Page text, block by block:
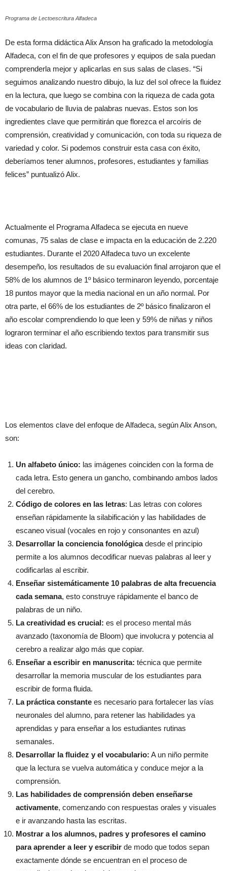
Programa de Lectoescritura Alfadeca
De esta forma didáctica Alix Anson ha graficado la metodología
Alfadeca, con el fin de que profesores y equipos de sala puedan
comprenderla mejor y aplicarlas en sus salas de clases. “Si
seguimos analizando nuestro dibujo, la luz del sol ofrece la fluidez
en la lectura, que luego se combina con la riqueza de cada gota
de vocabulario de lluvia de palabras nuevas. Estos son los
ingredientes clave que permitirán que florezca el arcoíris de
comprensión, creatividad y comunicación, con toda su riqueza de
variedad y color. Si podemos construir esta casa con éxito,
deberíamos tener alumnos, profesores, estudiantes y familias
felices” puntualizó Alix.
Actualmente el Programa Alfadeca se ejecuta en nueve
comunas, 75 salas de clase e impacta en la educación de 2.220
estudiantes. Durante el 2020 Alfadeca tuvo un excelente
desempeño, los resultados de su evaluación final arrojaron que el
58% de los alumnos de 1º básico terminaron leyendo, porcentaje
18 puntos mayor que la media nacional en un año normal. Por
otra parte, el 66% de los estudiantes de 2º básico finalizaron el
año escolar comprendiendo lo que leen y 59% de niñas y niños
lograron terminar el año escribiendo textos para transmitir sus
ideas con claridad.
Los elementos clave del enfoque de Alfadeca, según Alix Anson,
son:
Un alfabeto único: las imágenes coinciden con la forma de
cada letra. Esto genera un gancho, combinando ambos lados
del cerebro.
Código de colores en las letras: Las letras con colores
enseñan rápidamente la silabificación y las habilidades de
escaneo visual (vocales en rojo y consonantes en azul)
Desarrollar la conciencia fonológicadesde el principio
permite a los alumnos decodificar nuevas palabras al leer y
codificarlas al escribir.
Enseñar sistemáticamente 10 palabras de alta frecuencia
cada semana, esto construye rápidamente el banco de
palabras de un niño.
La creatividad es crucial: es el proceso mental más
avanzado (taxonomía de Bloom) que involucra y potencia al
cerebro a realizar algo más que copiar.
Enseñar a escribir en manuscrita: técnica que permite
desarrollar la memoria muscular de los estudiantes para
escribir de forma fluida.
La práctica constante es necesario para fortalecer las vías
neuronales del alumno, para retener las habilidades ya
aprendidas y para enseñar a los estudiantes rutinas
semanales.
Desarrollar la fluidez y el vocabulario: A un niño permite
que la lectura se vuelva automática y conduce mejor a la
comprensión.
Las habilidades de comprensión deben enseñarse
activamente, comenzando con respuestas orales y visuales
e ir avanzando hasta las escritas.
Mostrar a los alumnos, padres y profesores el camino
para aprender a leer y escribir de modo que todos sepan
exactamente dónde se encuentran en el proceso de